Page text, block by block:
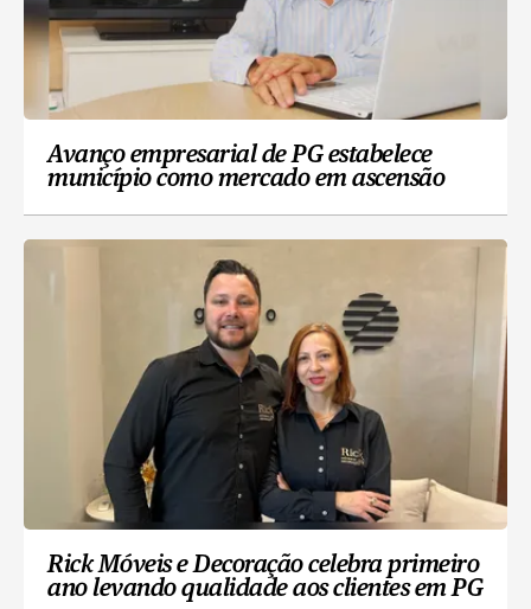
Avanço empresarial de PG estabelece
município como mercado em ascensão
Rick Móveis e Decoração celebra primeiro
ano levando qualidade aos clientes em PG